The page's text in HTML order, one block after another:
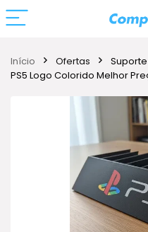
Início Ofertas
PS5 Logo Colorido Melhor